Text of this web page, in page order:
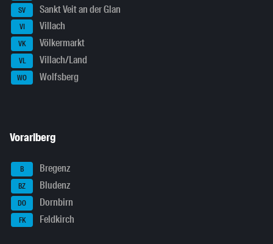
SV Sankt Veit an der Glan
VI Villach
VK Völkermarkt
VL Villach/Land
WO Wolfsberg
Vorarlberg
B Bregenz
BZ Bludenz
DO Dornbirn
FK Feldkirch